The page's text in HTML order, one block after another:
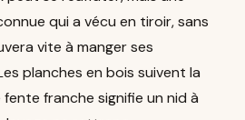
qui a vécu en tiroir, sans
vite à manger ses
planches en bois suivent la
fente franche signifie un nid à